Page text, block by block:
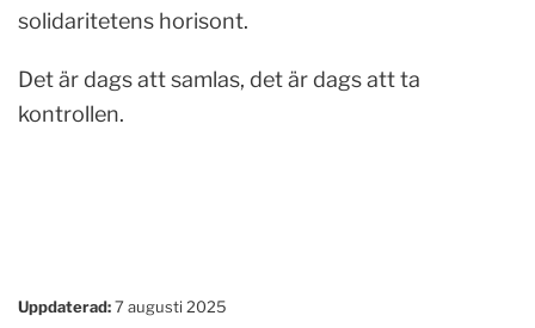
solidaritetens horisont.
Det är dags att samlas, det är dags att ta
kontrollen.
Uppdaterad:7 augusti 2025